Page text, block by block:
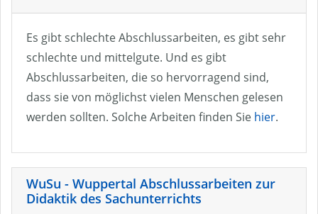
Es gibt schlechte Abschlussarbeiten, es gibt sehr
schlechte und mittelgute. Und es gibt
Abschlussarbeiten, die so hervorragend sind,
dass sie von möglichst vielen Menschen gelesen
werden sollten. Solche Arbeiten finden Sie hier.
WuSu - Wuppertal Abschlussarbeiten zur
Didaktik des Sachunterrichts